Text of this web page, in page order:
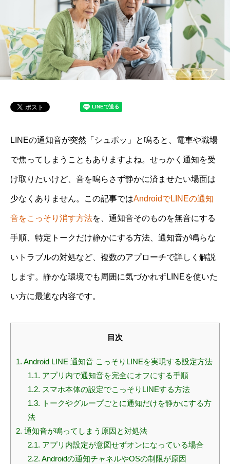
LINEの通知音が突然「シュポッ」と鳴ると、電車や職場
で焦ってしまうこともありますよね。せっかく通知を受
け取りたいけど、音を鳴らさず静かに済ませたい場面は
少なくありません。この記事ではAndroidでLINEの通知
音をこっそり消す方法を、通知音そのものを無音にする
手順、特定トークだけ静かにする方法、通知音が鳴らな
いトラブルの対処など、複数のアプローチで詳しく解説
します。静かな環境でも周囲に気づかれずLINEを使いた
い方に最適な内容です。
目次
1. Android LINE 通知音 こっそりLINEを実現する設定方法
1.1. アプリ内で通知音を完全にオフにする手順
1.2. スマホ本体の設定でこっそりLINEする方法
1.3. トークやグループごとに通知だけを静かにする方
法
2. 通知音が鳴ってしまう原因と対処法
2.1. アプリ内設定が意図せずオンになっている場合
2.2. Androidの通知チャネルやOSの制限が原因